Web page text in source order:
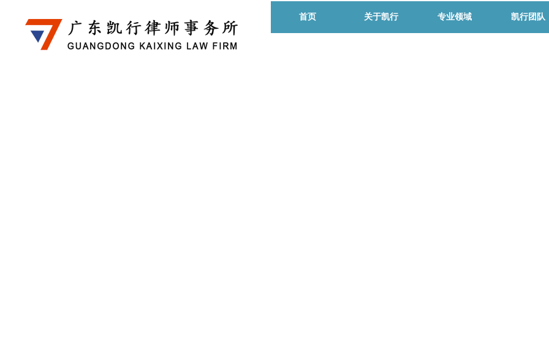
首页 关于凯行 专业领域 凯行团队